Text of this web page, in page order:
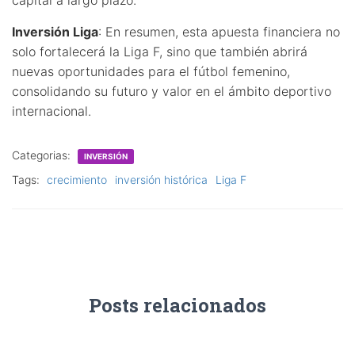
Inversión Liga: En resumen, esta apuesta financiera no
solo fortalecerá la Liga F, sino que también abrirá
nuevas oportunidades para el fútbol femenino,
consolidando su futuro y valor en el ámbito deportivo
internacional.
Categorias: INVERSIÓN
Tags: crecimiento inversión histórica Liga F
Posts relacionados